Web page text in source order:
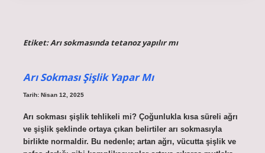
Etiket:Arı sokmasında tetanoz yapılır mı
Arı Sokması Şişlik Yapar Mı
Tarih: Nisan 12, 2025
Arı sokması şişlik tehlikeli mi? Çoğunlukla kısa süreli ağrı
ve şişlik şeklinde ortaya çıkan belirtiler arı sokmasıyla
birlikte normaldir. Bu nedenle; artan ağrı, vücutta şişlik ve